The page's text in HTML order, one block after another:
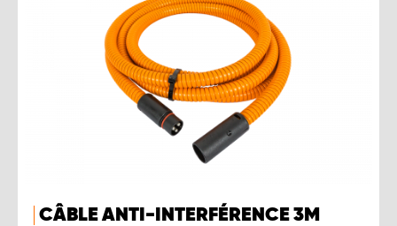
CÂBLE ANTI-INTERFÉRENCE 3M